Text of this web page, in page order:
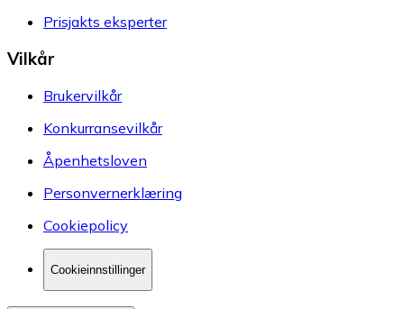
Prisjakts eksperter
Vilkår
Brukervilkår
Konkurransevilkår
Åpenhetsloven
Personvernerklæring
Cookiepolicy
Cookieinnstillinger